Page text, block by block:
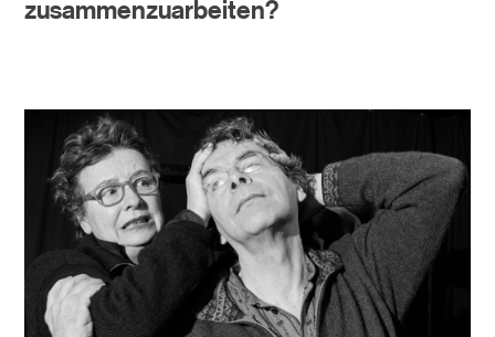
zusammenzuarbeiten?